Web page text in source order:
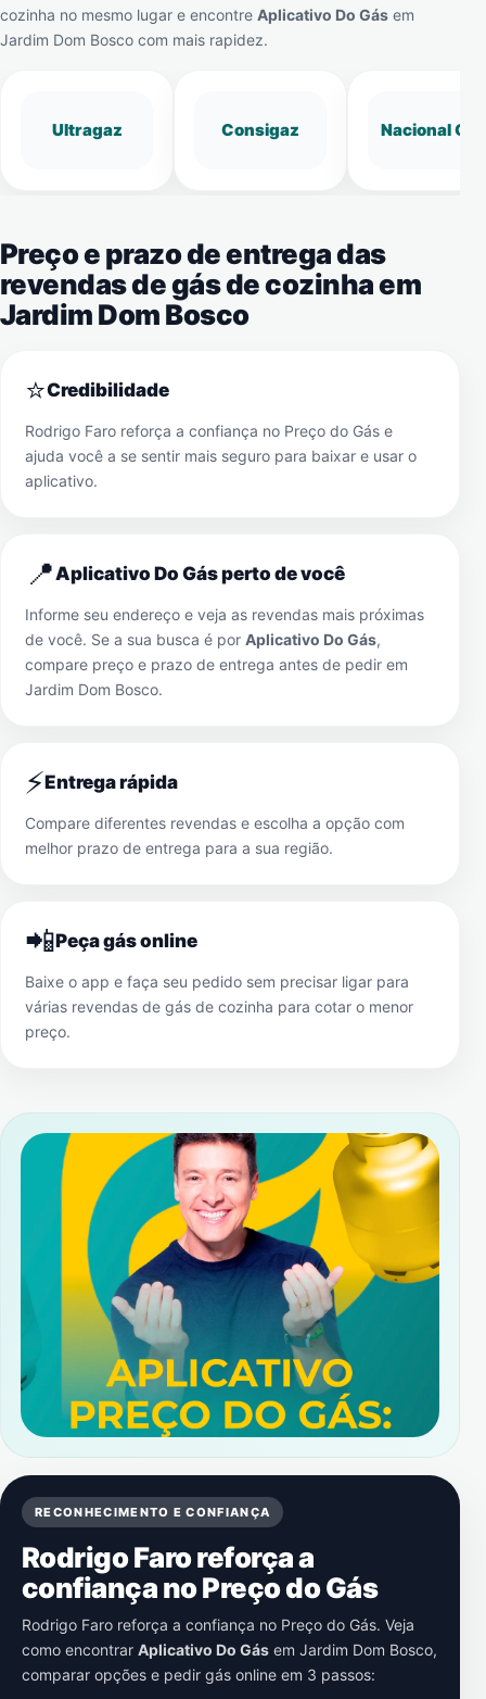
cozinha no mesmo lugar e encontre Aplicativo Do Gás em
Jardim Dom Bosco com mais rapidez.
Ultragaz Consigaz Nacional Gás
Preço e prazo de entrega das
revendas de gás de cozinha em
Jardim Dom Bosco
⭐Credibilidade
Rodrigo Faro reforça a confiança no Preço do Gás e
ajuda você a se sentir mais seguro para baixar e usar o
aplicativo.
📍Aplicativo Do Gás perto de você
Informe seu endereço e veja as revendas mais próximas
de você. Se a sua busca é por Aplicativo Do Gás,
compare preço e prazo de entrega antes de pedir em
Jardim Dom Bosco.
⚡Entrega rápida
Compare diferentes revendas e escolha a opção com
melhor prazo de entrega para a sua região.
📲Peça gás online
Baixe o app e faça seu pedido sem precisar ligar para
várias revendas de gás de cozinha para cotar o menor
preço.
RECONHECIMENTO E CONFIANÇA
Rodrigo Faro reforça a
confiança no Preço do Gás
Rodrigo Faro reforça a confiança no Preço do Gás. Veja
como encontrar Aplicativo Do Gás em Jardim Dom Bosco,
comparar opções e pedir gás online em 3 passos: